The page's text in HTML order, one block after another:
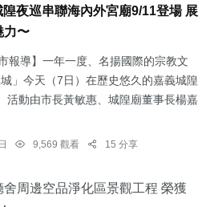
夜巡串聯海內外宮廟9/11登場 展
力〜
報導】一年一度、名揚國際的宗教文
」今天（7日）在歷史悠久的嘉義城隍
動由市長黃敏惠、城隍廟董事長楊嘉
9,569 觀看 15 分享